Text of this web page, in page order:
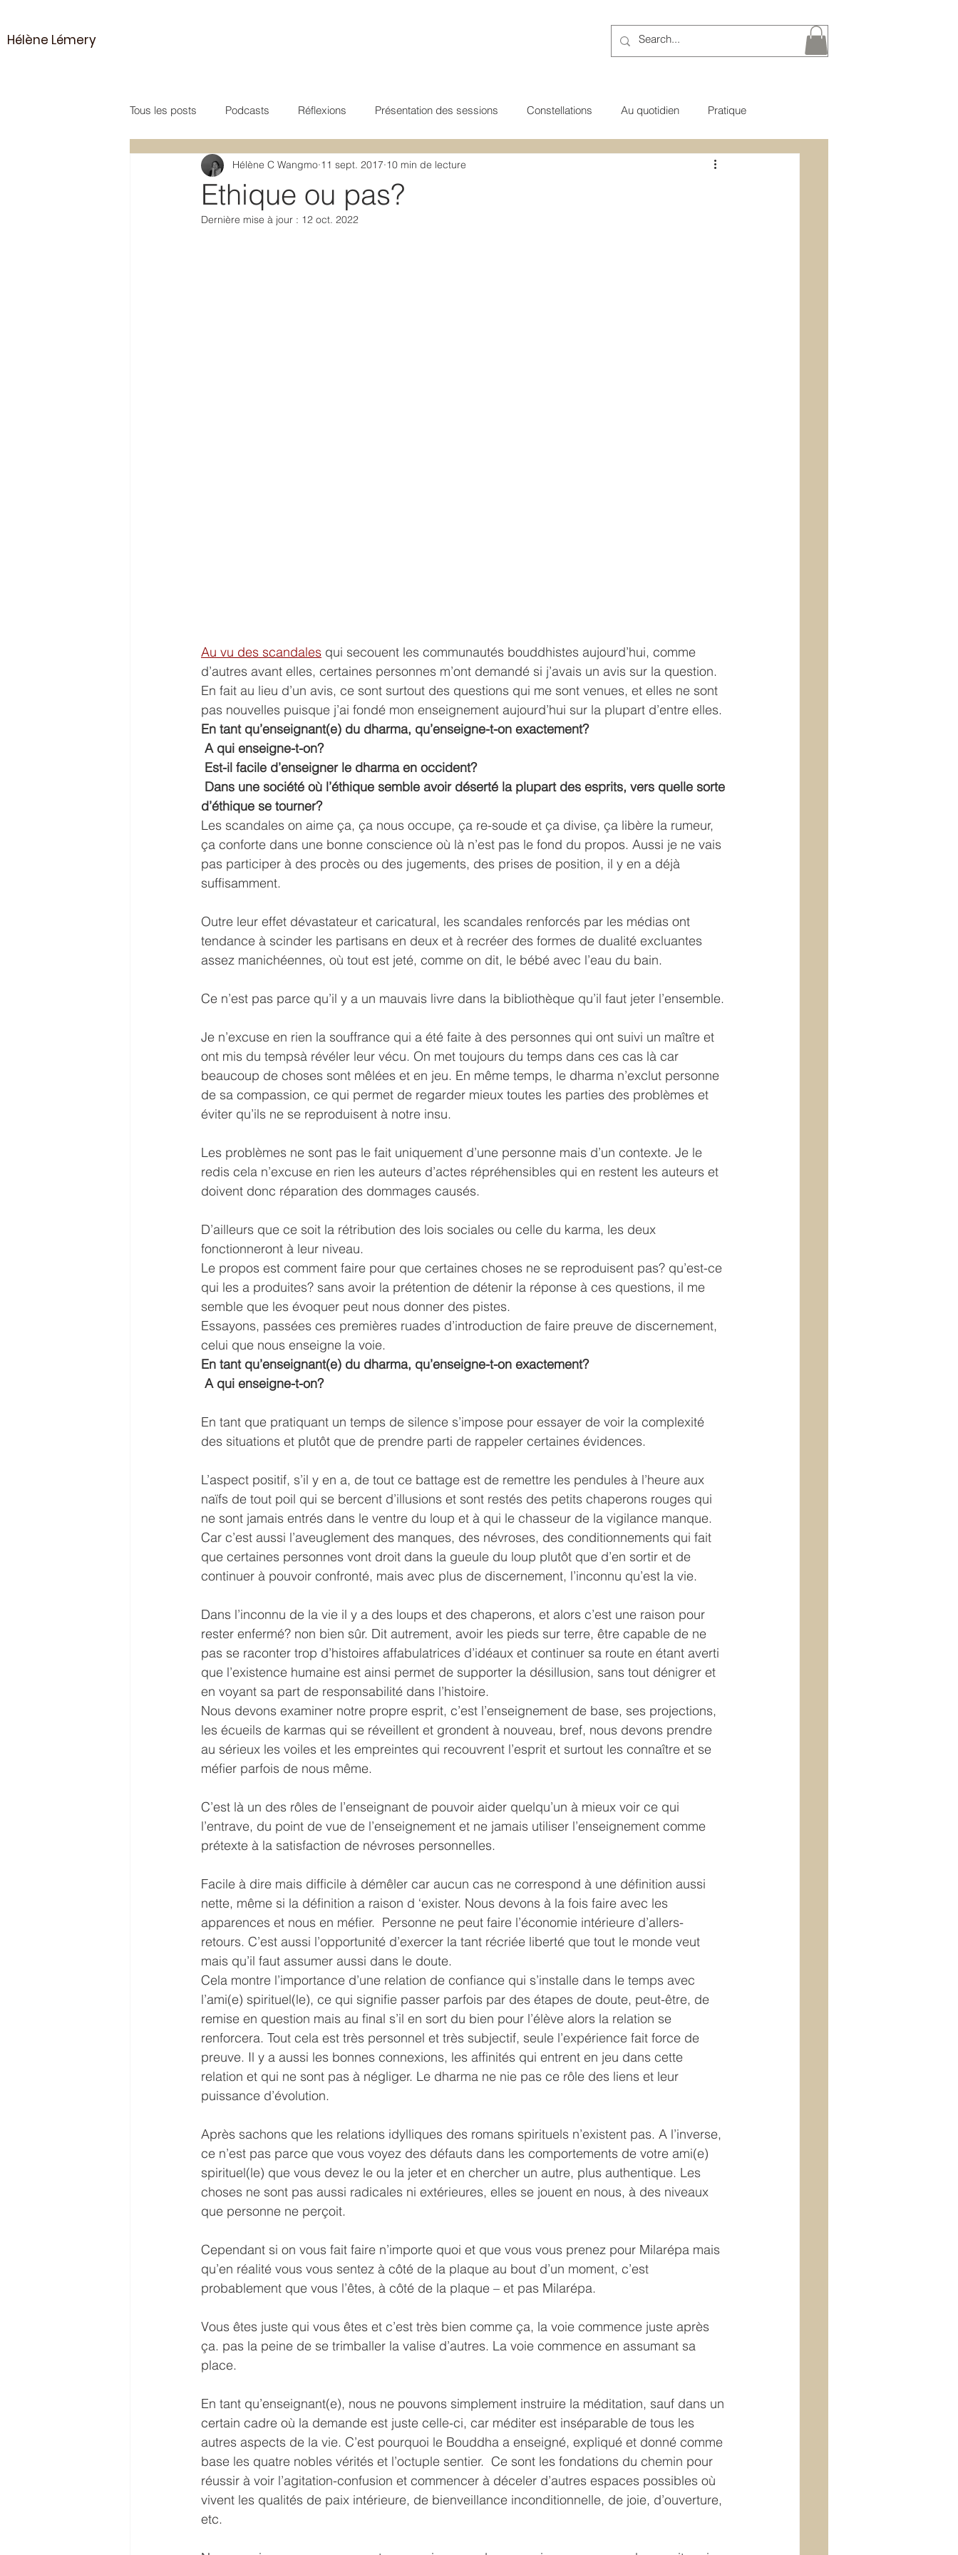
Hélène Lémery
Tous les posts Podcasts Réflexions Présentation des sessions Constellations Au quotidien Pratique
Poésie Méditations guidées Transgénérationnel
Ethique ou pas?
Hélène C Wangmo 11 sept. 2017 10 min de lecture
Dernière mise à jour : 12 oct. 2022
Au vu des scandales qui secouent les communautés bouddhistes aujourd’hui, comme
d’autres avant elles, certaines personnes m’ont demandé si j’avais un avis sur la question.
En fait au lieu d’un avis, ce sont surtout des questions qui me sont venues, et elles ne sont
pas nouvelles puisque j’ai fondé mon enseignement aujourd’hui sur la plupart d’entre elles.
En tant qu’enseignant(e) du dharma, qu’enseigne-t-on exactement?
A qui enseigne-t-on?
Est-il facile d’enseigner le dharma en occident?
d’éthique se tourner?
Les scandales on aime ça, ça nous occupe, ça re-soude et ça divise, ça libère la rumeur,
ça conforte dans une bonne conscience où là n’est pas le fond du propos. Aussi je ne vais
pas participer à des procès ou des jugements, des prises de position, il y en a déjà
suffisamment.
Outre leur effet dévastateur et caricatural, les scandales renforcés par les médias ont
tendance à scinder les partisans en deux et à recréer des formes de dualité excluantes
assez manichéennes, où tout est jeté, comme on dit, le bébé avec l’eau du bain.
Ce n’est pas parce qu’il y a un mauvais livre dans la bibliothèque qu’il faut jeter l’ensemble.
Je n’excuse en rien la souffrance qui a été faite à des personnes qui ont suivi un maître et
ont mis du tempsà révéler leur vécu. On met toujours du temps dans ces cas là car
beaucoup de choses sont mêlées et en jeu. En même temps, le dharma n’exclut personne
de sa compassion, ce qui permet de regarder mieux toutes les parties des problèmes et
éviter qu’ils ne se reproduisent à notre insu.
Les problèmes ne sont pas le fait uniquement d’une personne mais d’un contexte. Je le
redis cela n’excuse en rien les auteurs d’actes répréhensibles qui en restent les auteurs et
doivent donc réparation des dommages causés.
D’ailleurs que ce soit la rétribution des lois sociales ou celle du karma, les deux
fonctionneront à leur niveau.
Le propos est comment faire pour que certaines choses ne se reproduisent pas? qu’est-ce
qui les a produites? sans avoir la prétention de détenir la réponse à ces questions, il me
semble que les évoquer peut nous donner des pistes.
Essayons, passées ces premières ruades d’introduction de faire preuve de discernement,
celui que nous enseigne la voie.
En tant qu’enseignant(e) du dharma, qu’enseigne-t-on exactement?
A qui enseigne-t-on?
En tant que pratiquant un temps de silence s’impose pour essayer de voir la complexité
des situations et plutôt que de prendre parti de rappeler certaines évidences.
L’aspect positif, s’il y en a, de tout ce battage est de remettre les pendules à l’heure aux
naïfs de tout poil qui se bercent d’illusions et sont restés des petits chaperons rouges qui
ne sont jamais entrés dans le ventre du loup et à qui le chasseur de la vigilance manque.
Car c’est aussi l’aveuglement des manques, des névroses, des conditionnements qui fait
que certaines personnes vont droit dans la gueule du loup plutôt que d’en sortir et de
continuer à pouvoir confronté, mais avec plus de discernement, l’inconnu qu’est la vie.
Dans l’inconnu de la vie il y a des loups et des chaperons, et alors c’est une raison pour
rester enfermé? non bien sûr. Dit autrement, avoir les pieds sur terre, être capable de ne
pas se raconter trop d’histoires affabulatrices d’idéaux et continuer sa route en étant averti
que l’existence humaine est ainsi permet de supporter la désillusion, sans tout dénigrer et
en voyant sa part de responsabilité dans l’histoire.
Nous devons examiner notre propre esprit, c’est l’enseignement de base, ses projections,
les écueils de karmas qui se réveillent et grondent à nouveau, bref, nous devons prendre
au sérieux les voiles et les empreintes qui recouvrent l’esprit et surtout les connaître et se
méfier parfois de nous même.
C’est là un des rôles de l’enseignant de pouvoir aider quelqu’un à mieux voir ce qui
l’entrave, du point de vue de l’enseignement et ne jamais utiliser l’enseignement comme
prétexte à la satisfaction de névroses personnelles.
Facile à dire mais difficile à démêler car aucun cas ne correspond à une définition aussi
nette, même si la définition a raison d ‘exister. Nous devons à la fois faire avec les
apparences et nous en méfier.  Personne ne peut faire l’économie intérieure d’allers-
retours. C’est aussi l’opportunité d’exercer la tant récriée liberté que tout le monde veut
mais qu’il faut assumer aussi dans le doute.
Cela montre l’importance d’une relation de confiance qui s’installe dans le temps avec
l’ami(e) spirituel(le), ce qui signifie passer parfois par des étapes de doute, peut-être, de
remise en question mais au final s’il en sort du bien pour l’élève alors la relation se
renforcera. Tout cela est très personnel et très subjectif, seule l’expérience fait force de
preuve. Il y a aussi les bonnes connexions, les affinités qui entrent en jeu dans cette
relation et qui ne sont pas à négliger. Le dharma ne nie pas ce rôle des liens et leur
puissance d’évolution.
Après sachons que les relations idylliques des romans spirituels n’existent pas. A l’inverse,
ce n’est pas parce que vous voyez des défauts dans les comportements de votre ami(e)
spirituel(le) que vous devez le ou la jeter et en chercher un autre, plus authentique. Les
choses ne sont pas aussi radicales ni extérieures, elles se jouent en nous, à des niveaux
que personne ne perçoit.
Cependant si on vous fait faire n’importe quoi et que vous vous prenez pour Milarépa mais
qu’en réalité vous vous sentez à côté de la plaque au bout d’un moment, c’est
probablement que vous l’êtes, à côté de la plaque – et pas Milarépa.
Vous êtes juste qui vous êtes et c’est très bien comme ça, la voie commence juste après
ça. pas la peine de se trimballer la valise d’autres. La voie commence en assumant sa
place.
En tant qu’enseignant(e), nous ne pouvons simplement instruire la méditation, sauf dans un
certain cadre où la demande est juste celle-ci, car méditer est inséparable de tous les
autres aspects de la vie. C’est pourquoi le Bouddha a enseigné, expliqué et donné comme
base les quatre nobles vérités et l’octuple sentier.  Ce sont les fondations du chemin pour
réussir à voir l’agitation-confusion et commencer à déceler d’autres espaces possibles où
vivent les qualités de paix intérieure, de bienveillance inconditionnelle, de joie, d’ouverture,
etc.